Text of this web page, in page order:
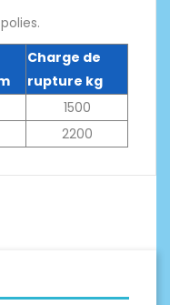
Charge de
rupture kg
1500
2200